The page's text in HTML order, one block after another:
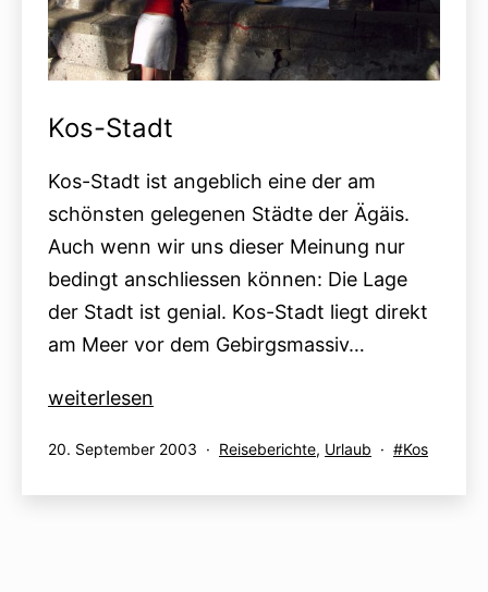
Kos-Stadt
Kos-Stadt ist angeblich eine der am
schönsten gelegenen Städte der Ägäis.
Auch wenn wir uns dieser Meinung nur
bedingt anschliessen können: Die Lage
der Stadt ist genial. Kos-Stadt liegt direkt
am Meer vor dem Gebirgsmassiv…
Kos-
weiterlesen
Veröffentlicht
20. September 2003
Kategorisiert
Reiseberichte, Urlaub Kos